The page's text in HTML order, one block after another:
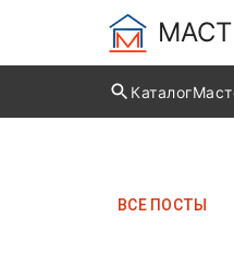
Каталог
ВCЕ ПОСТЫ